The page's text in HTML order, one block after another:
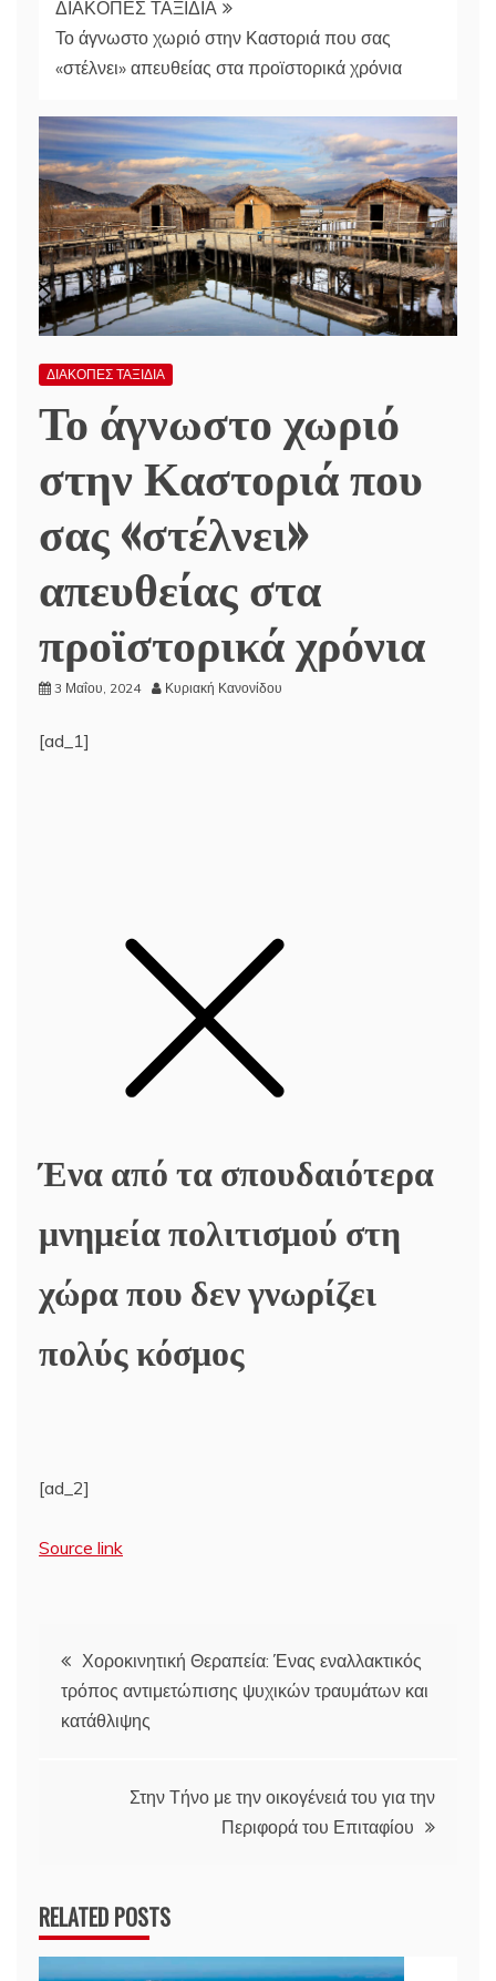
ΔΙΑΚΟΠΕΣ ΤΑΞΙΔΙΑ
Το άγνωστο χωριό στην Καστοριά που σας
«στέλνει» απευθείας στα προϊστορικά χρόνια
ΔΙΑΚΟΠΕΣ ΤΑΞΙΔΙΑ
Το άγνωστο χωριό
στην Καστοριά που
σας «στέλνει»
απευθείας στα
προϊστορικά χρόνια
3 Μαΐου, 2024 Κυριακή Κανονίδου
[ad_1]
Ένα από τα σπουδαιότερα
μνημεία πολιτισμού στη
χώρα που δεν γνωρίζει
πολύς κόσμος
[ad_2]
Source link
Πλοήγηση
άρθρων
Χοροκινητική Θεραπεία: Ένας εναλλακτικός
τρόπος αντιμετώπισης ψυχικών τραυμάτων και
κατάθλιψης
Στην Τήνο με την οικογένειά του για την
Περιφορά του Επιταφίου
RELATED POSTS